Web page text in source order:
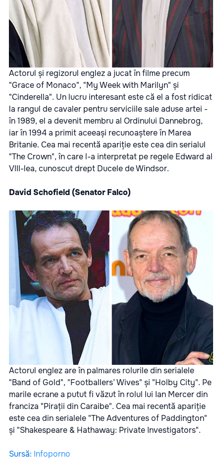
Actorul și regizorul englez a jucat în filme precum
"Grace of Monaco", "My Week with Marilyn" și
"Cinderella". Un lucru interesant este că el a fost ridicat
la rangul de cavaler pentru serviciile sale aduse artei -
în 1989, el a devenit membru al Ordinului Dannebrog,
iar în 1994 a primit aceeași recunoaștere în Marea
Britanie. Cea mai recentă apariție este cea din serialul
"The Crown", în care l-a interpretat pe regele Edward al
VIII-lea, cunoscut drept Ducele de Windsor.
David Schofield (Senator Falco)
Actorul englez are în palmares rolurile din serialele
"Band of Gold", "Footballers’ Wives" și "Holby City". Pe
marile ecrane a putut fi văzut în rolul lui Ian Mercer din
franciza "Pirații din Caraibe". Cea mai recentă apariție
este cea din serialele "The Adventures of Paddington"
și "Shakespeare & Hathaway: Private Investigators".
Sursă: Infoporno